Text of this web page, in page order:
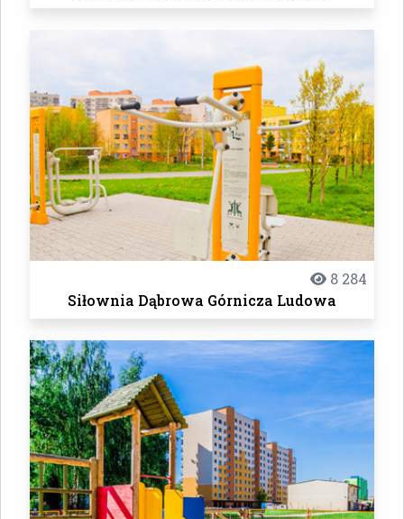
8 284
Siłownia Dąbrowa Górnicza Ludowa